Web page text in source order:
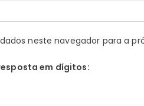
neste navegador para a
em dígitos: